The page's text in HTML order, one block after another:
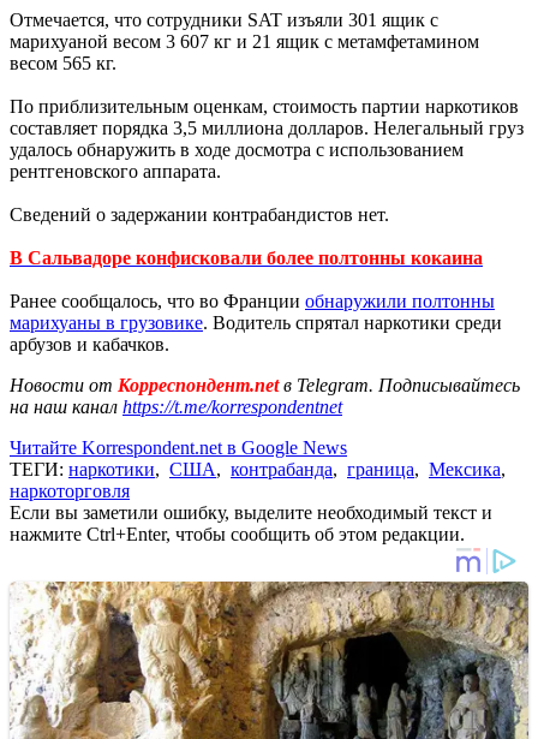
Отмечается, что сотрудники SAT изъяли 301 ящик с
марихуаной весом 3 607 кг и 21 ящик с метамфетамином
весом 565 кг.
По приблизительным оценкам, стоимость партии наркотиков
составляет порядка 3,5 миллиона долларов. Нелегальный груз
удалось обнаружить в ходе досмотра с использованием
рентгеновского аппарата.
Сведений о задержании контрабандистов нет.
В Сальвадоре конфисковали более полтонны кокаина
Ранее сообщалось, что во Франции обнаружили полтонны
марихуаны в грузовике. Водитель спрятал наркотики среди
арбузов и кабачков.
Новости от Корреспондент.netв Telegram. Подписывайтесь
на наш канал https://t.me/korrespondentnet
Читайте Korrespondent.net в Google News
ТЕГИ: наркотики, США, контрабанда, граница, Мексика,
наркоторговля
Если вы заметили ошибку, выделите необходимый текст и
нажмите Ctrl+Enter, чтобы сообщить об этом редакции.